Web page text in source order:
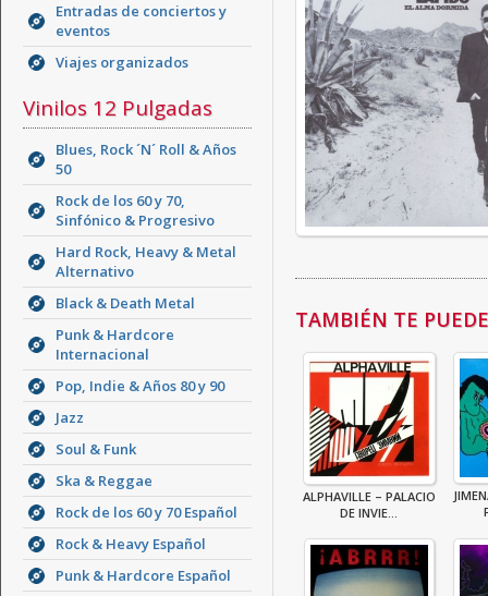
Entradas de conciertos y
eventos
Viajes organizados
Vinilos 12 Pulgadas
Blues, Rock ´N´ Roll & Años
50
Rock de los 60 y 70,
Sinfónico & Progresivo
Hard Rock, Heavy & Metal
Alternativo
Black & Death Metal
Punk & Hardcore
Internacional
Pop, Indie & Años 80 y 90
Jazz
Soul & Funk
Ska & Reggae
Rock de los 60 y 70 Español
Rock & Heavy Español
Punk & Hardcore Español
TAMBIÉN TE
ALPHAVILLE – PALACIO
DE INVIE...